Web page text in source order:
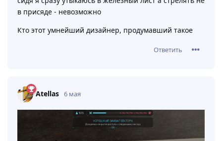
в присяде - невозможно
Кто этот умнейший дизайнер, продумавший такое
Ответить
Atellas 6 мая